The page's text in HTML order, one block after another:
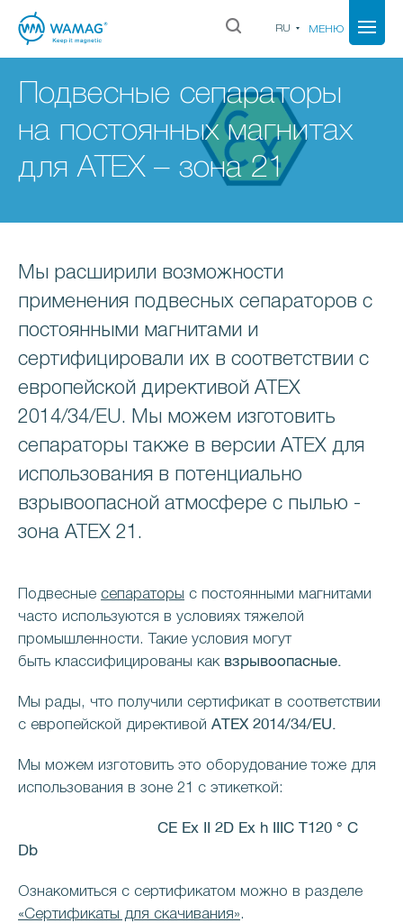
RU МЕНЮ
Подвесные сепараторы
на постоянных магнитах
для АТЕX – зона 21
Мы расширили возможности
применения подвесных сепараторов с
постоянными магнитами и
сертифицировали их в соответствии с
европейской директивой ATEX
2014/34/EU. Мы можем изготовить
сепараторы также в версии ATEX для
использования в потенциально
взрывоопасной атмосфере с пылью -
зона ATEX 21.
Подвесные сепараторы с постоянными магнитами
часто используются в условиях тяжелой
промышленности. Такие условия могут
быть классифицированы как взрывоопасные.
Мы рады, что получили сертификат в соответствии
с европейской директивой ATEX 2014/34/EU.
Мы можем изготовить это оборудование тоже для
использования в зоне 21 с этикеткой:
CE Ex II 2D Ex h IIIC T120 ° C
Db
Ознакомиться с сертификатом можно в разделе
«Сертификаты для скачивания».